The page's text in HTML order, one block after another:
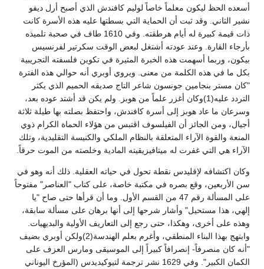
أسعده الحظ ليكون معلماً خاصاً لوليم كافندش الذي أصبح أرل ديفو
نشير الثاني. وقد ثبت أن الحماية التي بسطتها عليه هذه الأسرة كانت
ذات قيمة كبيرة له أيام هرطقته. وفي 1610 طاف في صحبة تلميذه
بأرجاء القارة. وعند عودته أشتغل لبعض الوقت سكرتير لفرنسيس
بيكون، وربما أسهمت هذه الخبرة المثيرة في تكوين فلسفته التجريبية
بكل ما في هذه الكلمة من معنى. ويروي أوبري أنه حوالي هذه الفترة
"كان مستر بنجامين جونسون شاعر التاج صديقه الحميم الذي يكثر
التردد عليه(1)وكان أغزر علماً من هوبز. ولم يكن قد أشتد عوده بعد،
وسرعان ما عاد هوبز إلى أسرة كافندش، واحتفظ بصلته بها طيلة ثلاثة
أجيال، ومن الجائز أن الفيلسوف اقتبس من هؤلاء الحماة الكرام ذوي
المنعة والقوة الآراء المتعلقة بالنظام الملكي والكنيسة التقليدية، وتلك
الآراء هي التي غفرت له ميتافيزيقيته المادية وخلصته من الموت حرقاً.
وكان اكتشافه لإقليدس نقطة تحول في حياته العقلية. ذلك أنه وهو في
سن الأربعين، وقع بصره في مكتبة خاصة، على كتاب "العناصر" مفتوحاً
على المسألة رقم 47 من القسم الأول. وما أن قرأها حتى صاح "يا
إلهي، هذا مستحيل" وأشار شرحها إلى أنها برهان على مسألة سابقة،
وهذه على أخرى، وهكذا، حتى رجع إلى التعاريف الأولية والبديهيات.
وابتهج بهذا البناء المنطقي، وأغرم بعلم الهندسة(2)ولكن أوبري بضيف
"أنه كان منصرفاً- إنصرافاً كبيراً إلى الموسيقى ومارس العزف على
الكمان الكبير". وفي 1629 نشر ترجمة لتيوكيديدس (المؤرخ اليوناني